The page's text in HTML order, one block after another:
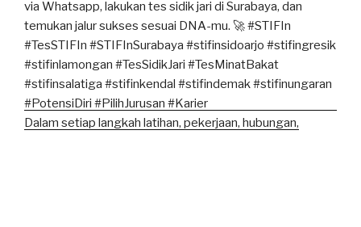
Dalam setiap langkah latihan, pekerjaan, hubungan,